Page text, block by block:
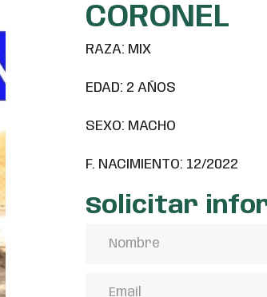
CORONEL
RAZA: MIX
EDAD: 2 AÑOS
SEXO: MACHO
F. NACIMIENTO: 12/2022
Solicitar